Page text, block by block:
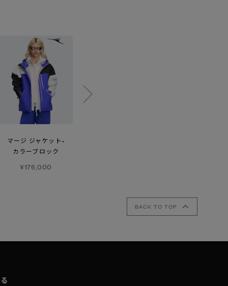
マージ ジャケット-
カラーブロック
¥176,000
BACK TO TOP